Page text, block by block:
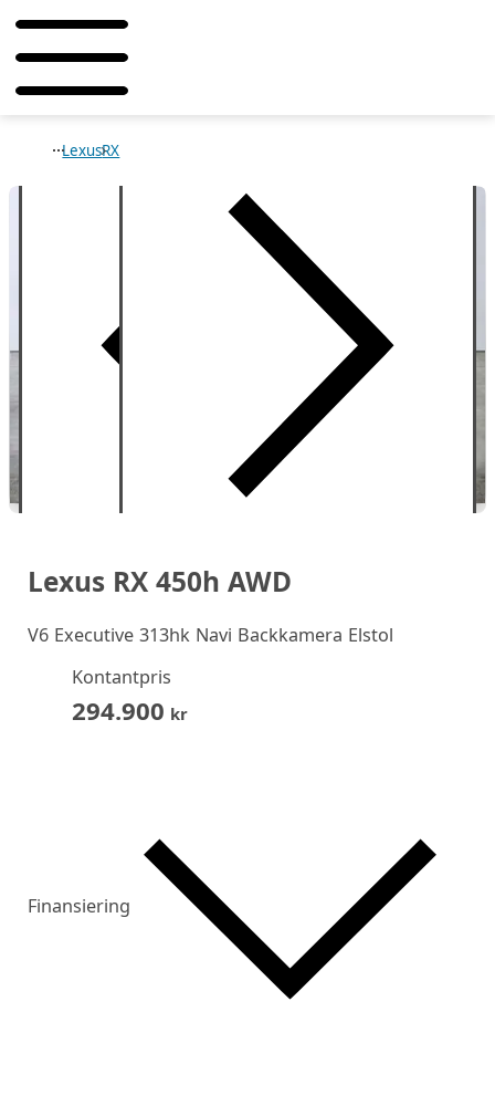
LexusRX
Lexus RX 450h AWD
V6 Executive 313hk Navi Backkamera Elstol
Kontantpris
294.900 kr
Finansiering